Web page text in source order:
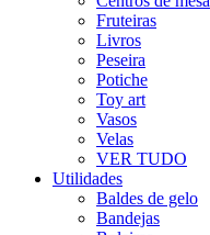
Fruteiras
Livros
Peseira
Potiche
Toy art
Vasos
Velas
VER TUDO
Utilidades
Baldes de gelo
Bandejas